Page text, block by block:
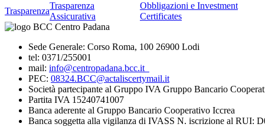
Trasparenza
Trasparenza
Assicurativa
Obbligazioni e Investment
Certificates
Sede Generale: Corso Roma, 100 26900 Lodi
tel: 0371/255001
mail: info@centropadana.bcc.it
PEC: 08324.BCC@actaliscertymail.it
Società partecipante al Gruppo IVA Gruppo Bancario
Partita IVA 15240741007
Banca aderente al Gruppo Bancario Cooperativo Iccrea
Banca soggetta alla vigilanza di IVASS N. iscrizione al RUI: